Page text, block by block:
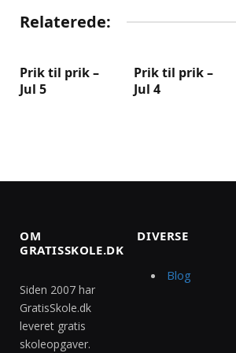
Relaterede:
Prik til prik –
Jul 5
Prik til prik –
Jul 4
OM
GRATISSKOLE.DK
Siden 2007 har
GratisSkole.dk
leveret gratis
skoleopgaver.
DIVERSE
Blog